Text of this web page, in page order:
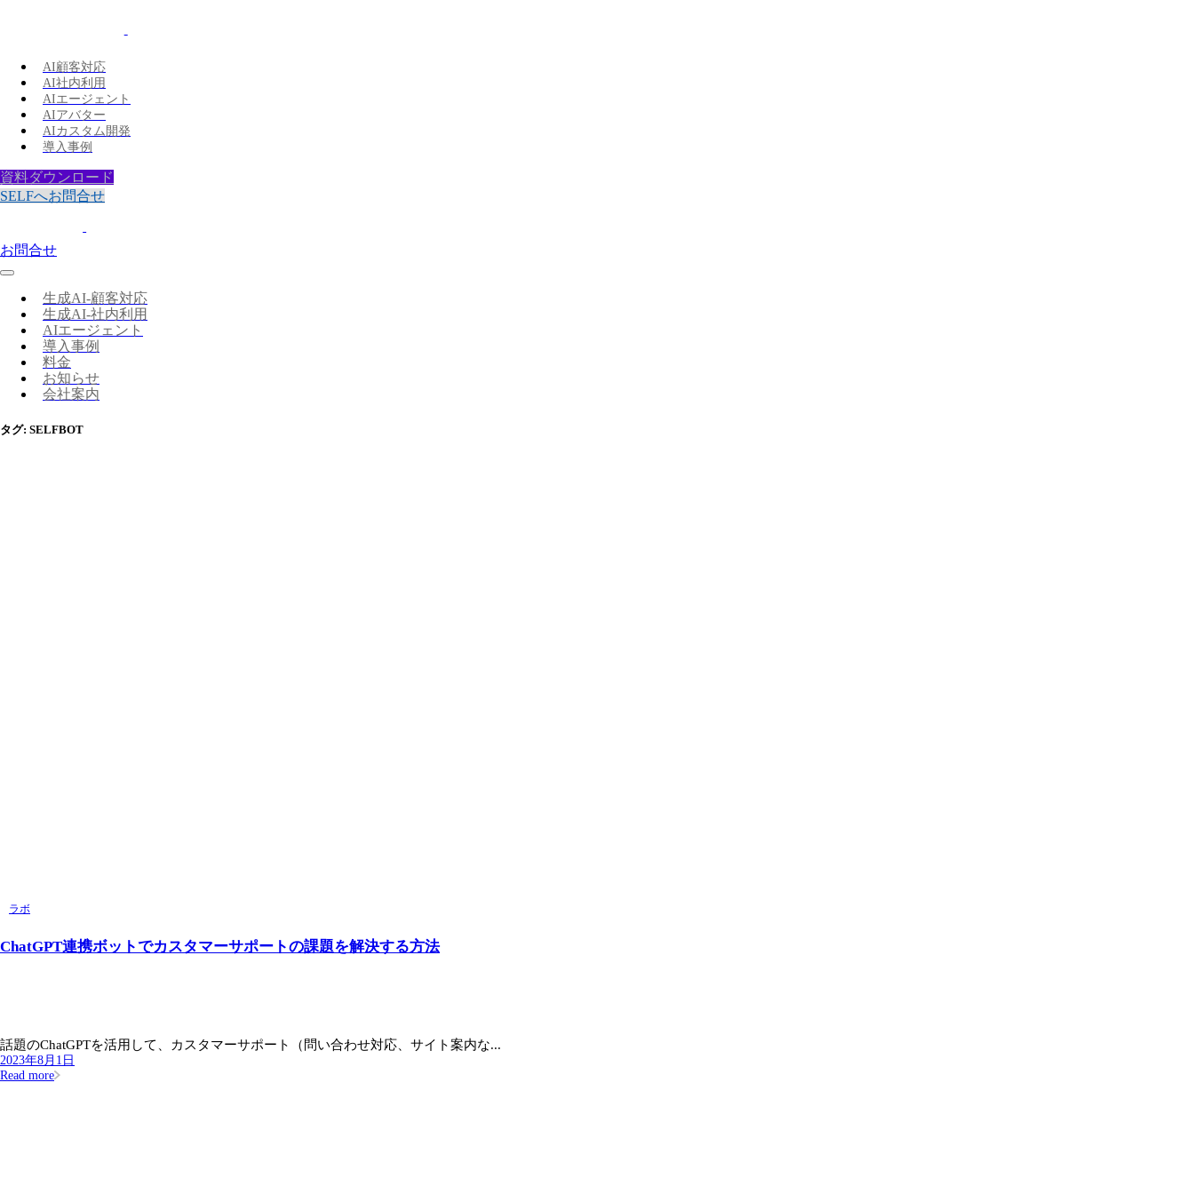
AI顧客対応
AI社内利用
AIエージェント
AIアバター
AIカスタム開発
導入事例
資料ダウンロード
SELFへお問合せ
お問合せ
生成AI-顧客対応
生成AI-社内利用
AIエージェント
導入事例
料金
お知らせ
会社案内
タグ: SELFBOT
ラボ
ChatGPT連携ボットでカスタマーサポートの課題を解決する方法
話題のChatGPTを活用して、カスタマーサポート（問い合わせ対応、サイト案内な...
2023年8月1日
Read more